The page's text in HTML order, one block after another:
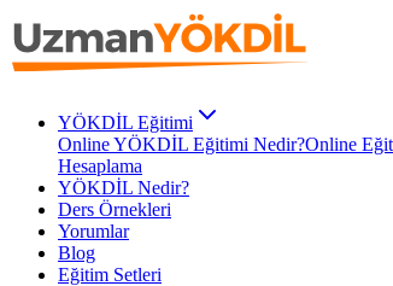
YÖKDİL Eğitimi
Online YÖKDİL Eğitimi Nedir?Online
Hesaplama
YÖKDİL Nedir?
Ders Örnekleri
Yorumlar
Blog
Eğitim Setleri